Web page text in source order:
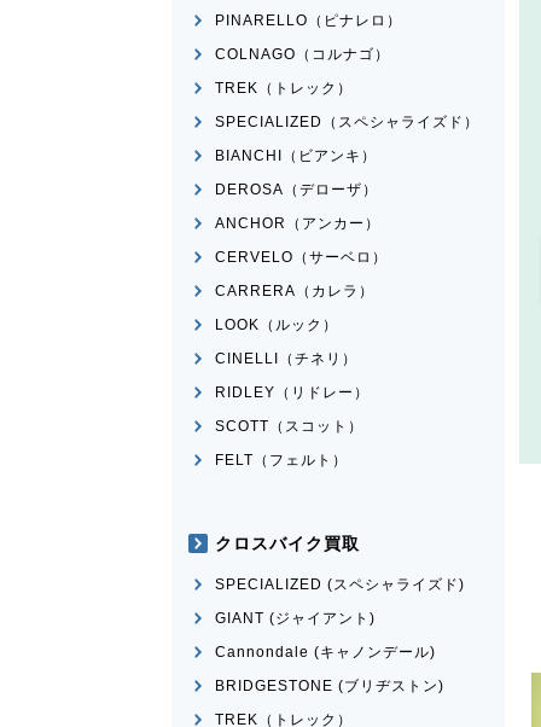
PINARELLO（ピナレロ）
COLNAGO（コルナゴ）
TREK（トレック）
SPECIALIZED（スペシャライズド）
BIANCHI（ビアンキ）
DEROSA（デローザ）
ANCHOR（アンカー）
CERVELO（サーベロ）
CARRERA（カレラ）
LOOK（ルック）
CINELLI（チネリ）
RIDLEY（リドレー）
SCOTT（スコット）
FELT（フェルト）
クロスバイク買取
SPECIALIZED (スペシャライズド)
GIANT (ジャイアント)
Cannondale (キャノンデール)
BRIDGESTONE (ブリヂストン)
TREK（トレック）